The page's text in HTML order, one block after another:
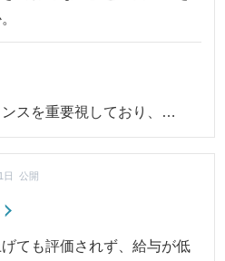
スを重要視しており、…
日 公開
ても評価されず、給与が低